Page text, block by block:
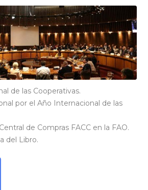
de las Cooperativas.
por el Año Internacional de las
de Compras FACC en la FAO.
del Libro.